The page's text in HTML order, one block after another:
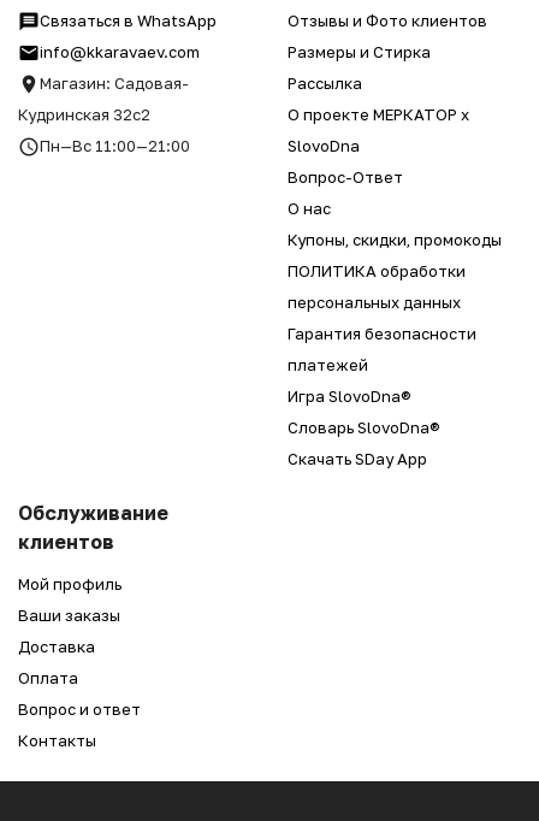
Связаться в WhatsApp
info@kkaravaev.com
Магазин: Садовая-
Кудринская 32с2
Пн—Вс 11:00—21:00
Отзывы и Фото клиентов
Размеры и Стирка
Рассылка
О проекте МЕРКАТОР x
SlovoDna
Вопрос-Ответ
О нас
Купоны, скидки, промокоды
ПОЛИТИКА обработки
персональных данных
Гарантия безопасности
платежей
Игра SlovoDna®
Словарь SlovoDna®
Скачать SDay App
Обслуживание
клиентов
Мой профиль
Ваши заказы
Доставка
Оплата
Вопрос и ответ
Контакты